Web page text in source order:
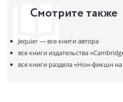
Смотрите также
Jequier — все книги автора
все книги издательства
все книги раздела«Нон-фикшн на